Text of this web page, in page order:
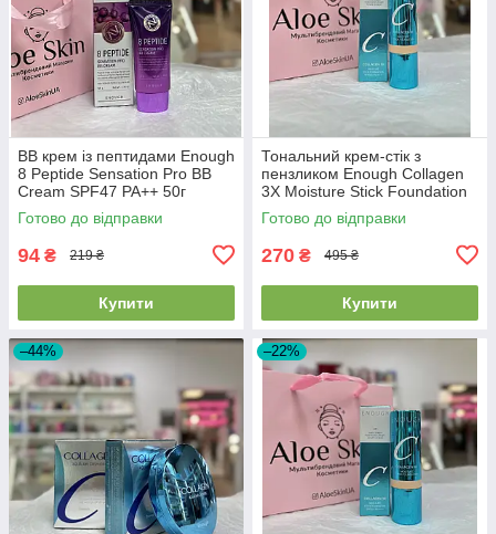
BB крем із пептидами Enough
8 Peptide Sensation Pro BB
Cream SPF47 PA++ 50г
EXP2026/07/24
Готово до відправки
94 ₴ 219 ₴
Купити
Тональний крем-стік з
пензликом Enough Collagen
3X Moisture Stick Foundation
SPF50 + PA++++ #13 Light
Beige 14г
Готово до відправки
270 ₴ 495 ₴
Купити
–44% –22%